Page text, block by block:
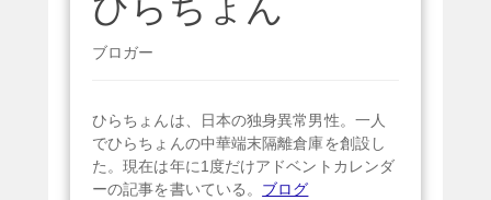
ブロガー
ひらちょんは、日本の独身異常男性。一人
でひらちょんの中華端末隔離倉庫を創設し
た。現在は年に1度だけアドベントカレンダ
ーの記事を書いている。 ブログ